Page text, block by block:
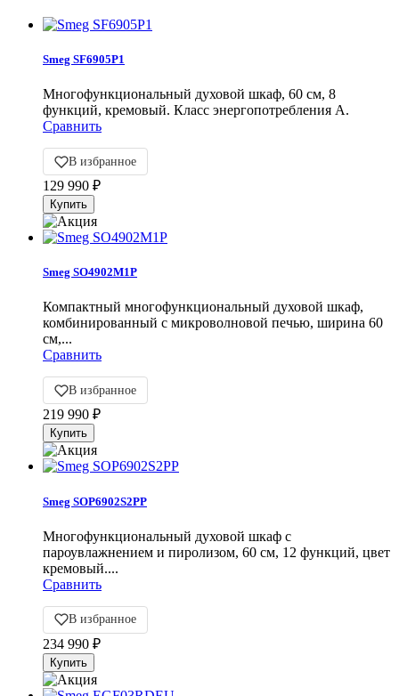
Smeg SF6905P1
Многофункциональный духовой шкаф, 60 см, 8
функций, кремовый. Класс энергопотребления А.
Сравнить
В избранное
129 990 ₽
Smeg SO4902M1P
Компактный многофункциональный духовой шкаф,
комбинированный с микроволновой печью, ширина 60
см,...
Сравнить
В избранное
219 990 ₽
Smeg SOP6902S2PP
Многофункциональный духовой шкаф с
пароувлажнением и пиролизом, 60 см, 12 функций, цвет
кремовый....
Сравнить
В избранное
234 990 ₽